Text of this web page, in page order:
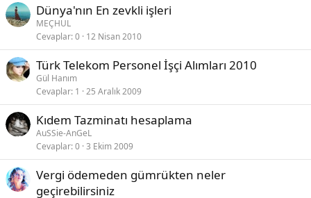
Dünya'nın En zevkli işleri
MEÇHUL
Cevaplar 0 12 Nisan 2010
Türk Telekom Personel İşçi Alımları 2010
Gül Hanım
Cevaplar 1 25 Aralık 2009
Kıdem Tazminatı hesaplama
AuSSie-AnGeL
Cevaplar 0 3 Ekim 2009
Vergi ödemeden gümrükten neler
geçirebilirsiniz